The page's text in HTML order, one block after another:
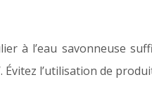
à l’eau savonneuse
l’utilisation de